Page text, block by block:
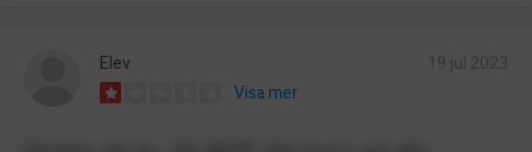
Elev
Visa mer